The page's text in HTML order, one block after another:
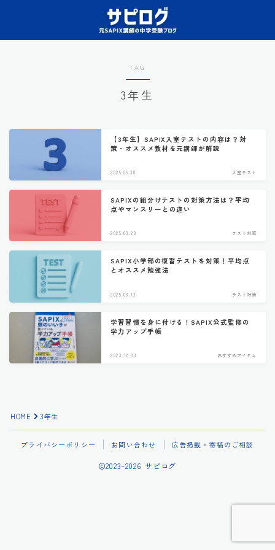
TAG
3年生
【3年生】SAPIX入室テストの内容は？対
策・オススメ教材を元講師が解説
2025.05.30 入室テスト
SAPIXの組分けテストの対策方法は？平均
点やマンスリーとの違い
2025.03.20 テスト対策
SAPIX小学部の復習テストを対策！平均点
とオススメ勉強法
2025.03.13 テスト対策
学習習慣を身に付ける！SAPIX公式監修の
学力アップ手帳
2023.12.03 おすすめアイテム
HOME 3年生
プライバシーポリシー お問い合わせ 広告掲載・寄稿のご相談
2023–2026 サピログ